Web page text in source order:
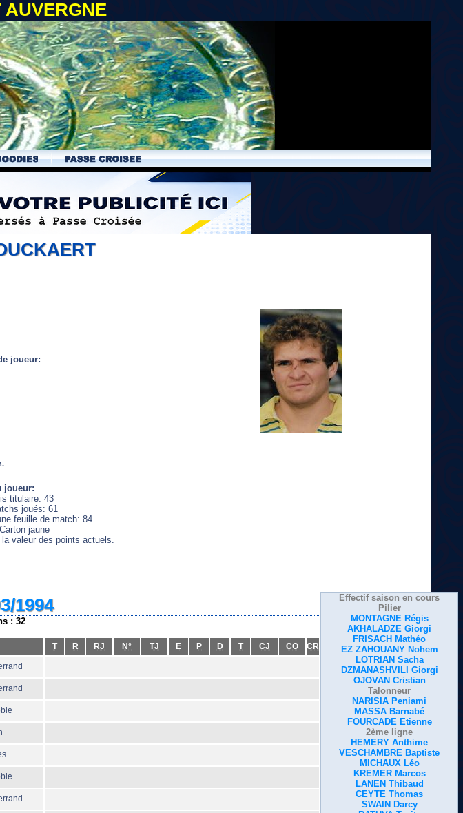
AUVERGNE
joueur:
joueur:
titulaire: 43
joués: 61
feuille de match: 84
jaune
valeur des points actuels.
Effectif saison en cours
Pilier
MONTAGNE Régis
AKHALADZE Giorgi
FRISACH Mathéo
EZ ZAHOUANY Nohem
LOTRIAN Sacha
DZMANASHVILI Giorgi
OJOVAN Cristian
Talonneur
NARISIA Peniami
MASSA Barnabé
FOURCADE Etienne
2ème ligne
HEMERY Anthime
VESCHAMBRE Baptiste
MICHAUX Léo
KREMER Marcos
LANEN Thibaud
CEYTE Thomas
SWAIN Darcy
1994
: 32
T R RJ N° TJ E P D T CJ CO CR